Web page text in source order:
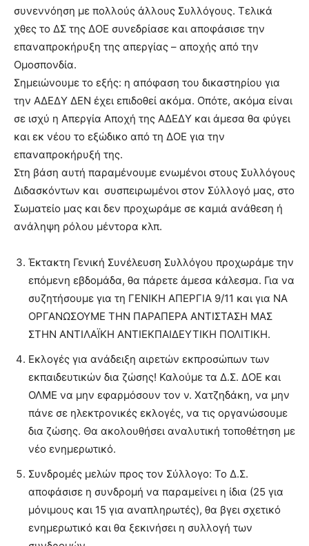
συνεννόηση με πολλούς άλλους Συλλόγους. Τελικά
χθες το ΔΣ της ΔΟΕ συνεδρίασε και αποφάσισε την
επαναπροκήρυξη της απεργίας – αποχής από την
Ομοσπονδία.
Σημειώνουμε το εξής: η απόφαση του δικαστηρίου για
την ΑΔΕΔΥ ΔΕΝ έχει επιδοθεί ακόμα. Οπότε, ακόμα είναι
σε ισχύ η Απεργία Αποχή της ΑΔΕΔΥ και άμεσα θα φύγει
και εκ νέου το εξώδικο από τη ΔΟΕ για την
επαναπροκήρυξή της.
Στη βάση αυτή παραμένουμε ενωμένοι στους Συλλόγους
Διδασκόντων και συσπειρωμένοι στον Σύλλογό μας, στο
Σωματείο μας και δεν προχωράμε σε καμιά ανάθεση ή
ανάληψη ρόλου μέντορα κλπ.
Έκτακτη Γενική Συνέλευση Συλλόγου προχωράμε την
επόμενη εβδομάδα, θα πάρετε άμεσα κάλεσμα. Για να
συζητήσουμε για τη ΓΕΝΙΚΗ ΑΠΕΡΓΙΑ 9/11 και για ΝΑ
ΟΡΓΑΝΩΣΟΥΜΕ ΤΗΝ ΠΑΡΑΠΕΡΑ ΑΝΤΙΣΤΑΣΗ ΜΑΣ
ΣΤΗΝ ΑΝΤΙΛΑΪΚΗ ΑΝΤΙΕΚΠΑΙΔΕΥΤΙΚΗ ΠΟΛΙΤΙΚΗ.
Εκλογές για ανάδειξη αιρετών εκπροσώπων των
εκπαιδευτικών δια ζώσης! Καλούμε τα Δ.Σ. ΔΟΕ και
ΟΛΜΕ να μην εφαρμόσουν τον ν. Χατζηδάκη, να μην
πάνε σε ηλεκτρονικές εκλογές, να τις οργανώσουμε
δια ζώσης. Θα ακολουθήσει αναλυτική τοποθέτηση με
νέο ενημερωτικό.
Συνδρομές μελών προς τον Σύλλογο: Το Δ.Σ.
αποφάσισε η συνδρομή να παραμείνει η ίδια (25 για
μόνιμους και 15 για αναπληρωτές), θα βγει σχετικό
ενημερωτικό και θα ξεκινήσει η συλλογή των